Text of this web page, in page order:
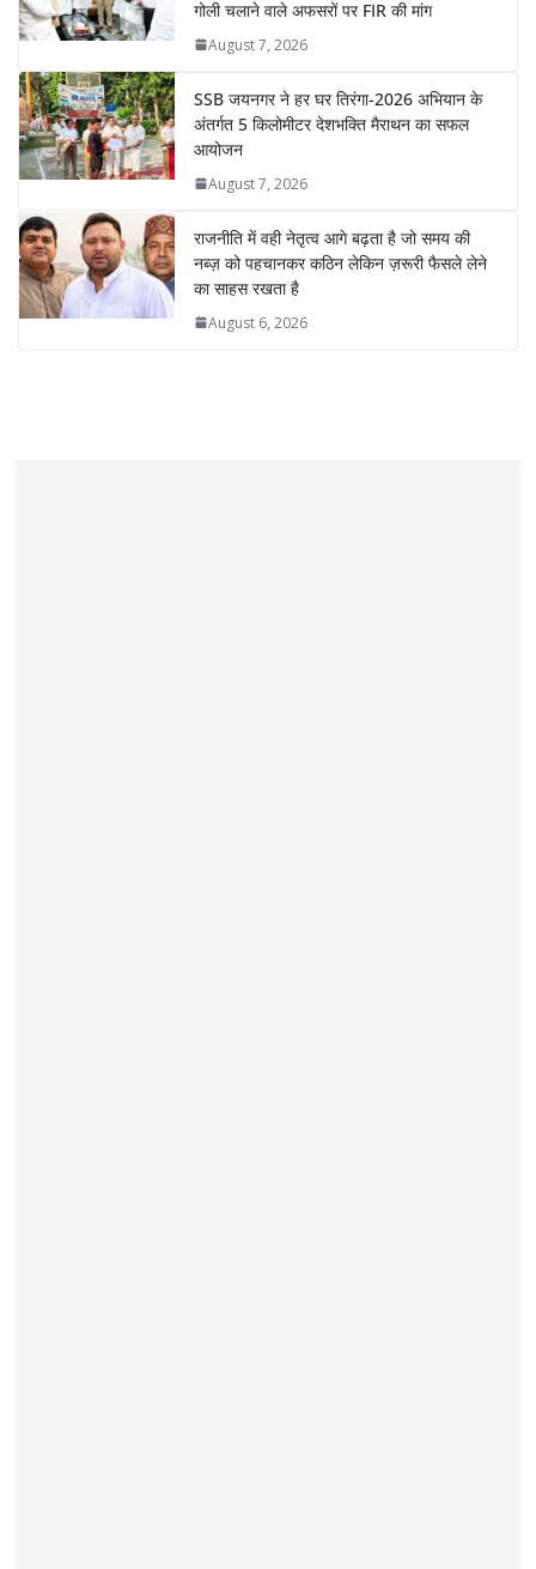
p k k er
गोली चलाने वाले अफसरों पर FIR की मांग
August 7, 2026
SSB जयनगर ने हर घर तिरंगा-2026 अभियान के
अंतर्गत 5 किलोमीटर देशभक्ति मैराथन का सफल
आयोजन
August 7, 2026
राजनीति में वही नेतृत्व आगे बढ़ता है जो समय की
नब्ज़ को पहचानकर कठिन लेकिन ज़रूरी फैसले लेने
का साहस रखता है
August 6, 2026